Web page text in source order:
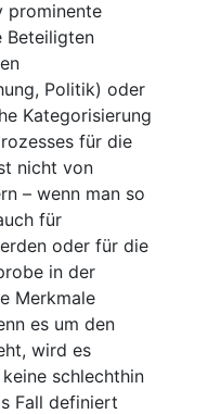
prominente
Beteiligten
Politik) oder
Kategorisierung
für die
nicht von
– wenn man so
für
oder für die
in der
Merkmale
es um den
wird es
schlechthin
Fall definiert